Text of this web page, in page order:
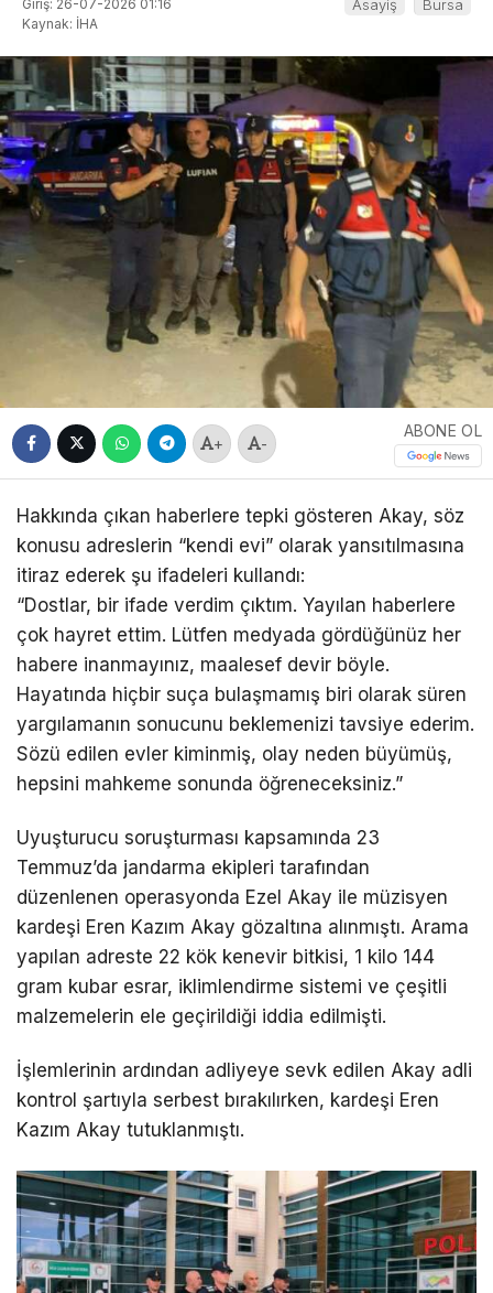
Giriş: 26-07-2026 01:16
Kaynak: İHA
Asayiş Bursa
+ -
ABONE OL
Hakkında çıkan haberlere tepki gösteren Akay, söz
konusu adreslerin “kendi evi” olarak yansıtılmasına
itiraz ederek şu ifadeleri kullandı:
“Dostlar, bir ifade verdim çıktım. Yayılan haberlere
çok hayret ettim. Lütfen medyada gördüğünüz her
habere inanmayınız, maalesef devir böyle.
Hayatında hiçbir suça bulaşmamış biri olarak süren
yargılamanın sonucunu beklemenizi tavsiye ederim.
Sözü edilen evler kiminmiş, olay neden büyümüş,
hepsini mahkeme sonunda öğreneceksiniz.”
Uyuşturucu soruşturması kapsamında 23
Temmuz’da jandarma ekipleri tarafından
düzenlenen operasyonda Ezel Akay ile müzisyen
kardeşi Eren Kazım Akay gözaltına alınmıştı. Arama
yapılan adreste 22 kök kenevir bitkisi, 1 kilo 144
gram kubar esrar, iklimlendirme sistemi ve çeşitli
malzemelerin ele geçirildiği iddia edilmişti.
İşlemlerinin ardından adliyeye sevk edilen Akay adli
kontrol şartıyla serbest bırakılırken, kardeşi Eren
Kazım Akay tutuklanmıştı.